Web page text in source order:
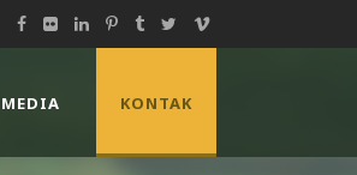
MEDIA KONTAK